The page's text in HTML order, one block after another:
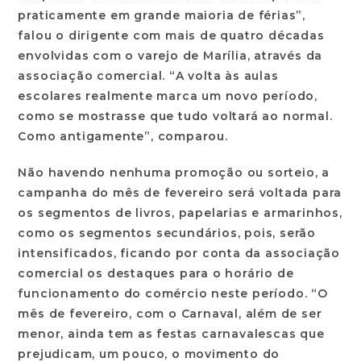
praticamente em grande maioria de férias”,
falou o dirigente com mais de quatro décadas
envolvidas com o varejo de Marília, através da
associação comercial. “A volta às aulas
escolares realmente marca um novo período,
como se mostrasse que tudo voltará ao normal.
Como antigamente”, comparou.
Não havendo nenhuma promoção ou sorteio, a
campanha do mês de fevereiro será voltada para
os segmentos de livros, papelarias e armarinhos,
como os segmentos secundários, pois, serão
intensificados, ficando por conta da associação
comercial os destaques para o horário de
funcionamento do comércio neste período. “O
mês de fevereiro, com o Carnaval, além de ser
menor, ainda tem as festas carnavalescas que
prejudicam, um pouco, o movimento do